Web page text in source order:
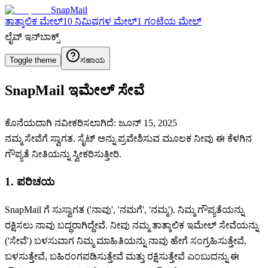
SnapMail
ತಾತ್ಕಾಲಿಕ ಮೇಲ್10 ನಿಮಿಷಗಳ ಮೇಲ್1 ಗಂಟೆಯ ಮೇಲ್
ಲೈವ್ ಇನ್‌ಬಾಕ್ಸ್
Toggle theme ಸಹಾಯ
SnapMail ಇಮೇಲ್ ಸೇವೆ
ಕೊನೆಯದಾಗಿ ನವೀಕರಿಸಲಾಗಿದೆ: ಜೂನ್ 15, 2025
ನಮ್ಮ ಸೇವೆಗೆ ಸ್ವಾಗತ. ಸೈಟ್ ಅನ್ನು ಪ್ರವೇಶಿಸುವ ಮೂಲಕ ನೀವು ಈ ಕೆಳಗಿನ
ಗೌಪ್ಯತೆ ನೀತಿಯನ್ನು ಸ್ವೀಕರಿಸುತ್ತೀರಿ.
1. ಪರಿಚಯ
SnapMail ಗೆ ಸುಸ್ವಾಗತ ('ನಾವು', 'ನಮಗೆ', 'ನಮ್ಮ'). ನಿಮ್ಮ ಗೌಪ್ಯತೆಯನ್ನು
ರಕ್ಷಿಸಲು ನಾವು ಬದ್ಧರಾಗಿದ್ದೇವೆ. ನೀವು ನಮ್ಮ ತಾತ್ಕಾಲಿಕ ಇಮೇಲ್ ಸೇವೆಯನ್ನು
('ಸೇವೆ') ಬಳಸುವಾಗ ನಿಮ್ಮ ಮಾಹಿತಿಯನ್ನು ನಾವು ಹೇಗೆ ಸಂಗ್ರಹಿಸುತ್ತೇವೆ,
ಬಳಸುತ್ತೇವೆ, ಬಹಿರಂಗಪಡಿಸುತ್ತೇವೆ ಮತ್ತು ರಕ್ಷಿಸುತ್ತೇವೆ ಎಂಬುದನ್ನು ಈ